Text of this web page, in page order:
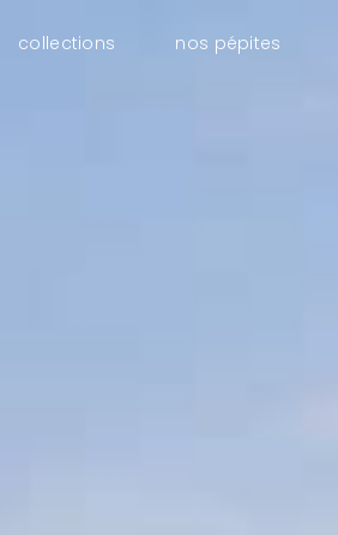
collections nos pépites